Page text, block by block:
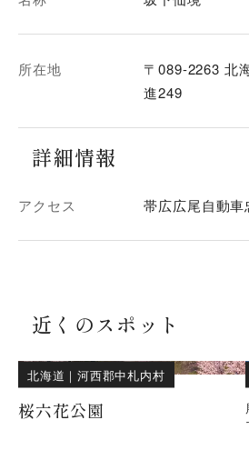
所在地
〒089-2263 北
進249
詳細情報
アクセス 帯広広尾自動
近くのスポット
北海道 ｜河西郡中札内村
桜六花公園